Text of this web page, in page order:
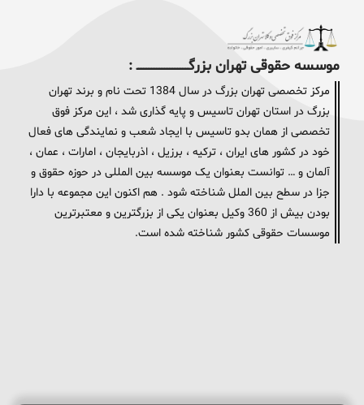
موسسه حقوقی تهران بزرگــــــــــــــــــــــــــــــــ :
مرکز تخصصی تهران بزرگ در سال 1384 تحت نام و برند تهران
بزرگ در استان تهران تاسیس و پایه گذاری شد ، این مرکز فوق
تخصصی از همان بدو تاسیس با ایجاد شعب و نمایندگی های فعال
خود در کشور های ایران ، ترکیه ، برزیل ، اذربایجان ، امارات ، عمان ،
آلمان و … توانست بعنوان یک موسسه بین المللی در حوزه حقوق و
جزا در سطح بین الملل شناخته شود . هم اکنون این مجموعه با دارا
بودن بیش از 360 وکیل بعنوان یکی از بزرگترین و معتبرترین
موسسات حقوقی کشور شناخته شده است.